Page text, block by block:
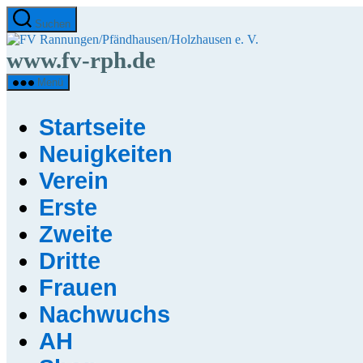
Direkt
zum
Inhalt
wechseln
Suchen
www.fv-rph.de
Menü
Startseite
Neuigkeiten
Verein
Erste
Zweite
Dritte
Frauen
Nachwuchs
AH